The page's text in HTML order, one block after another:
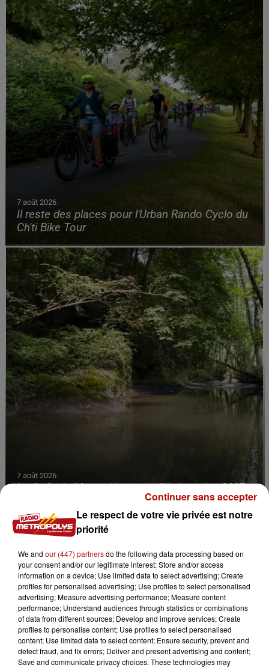
7 août 2026
Il reste des places pour l'Urban Rando Cyclo du
Ch'ti Bike Tour
7 août 2026
La forêt de Mormal inaccessible jusqu'en 2027
Le respect de votre vie privée est notre
priorité
We and our (447) partnersdo the following data processing based on
your consent and/or our legitimate interest: Store and/or access
information on a device; Use limited data to select advertising; Create
profiles for personalised advertising; Use profiles to select personalised
advertising; Measure advertising performance; Measure content
performance; Understand audiences through statistics or combinations
of data from different sources; Develop and improve services; Create
profiles to personalise content; Use profiles to select personalised
content; Use limited data to select content; Ensure security, prevent and
detect fraud, and fix errors; Deliver and present advertising and content;
Save and communicate privacy choices. These technologies may
Continuer sans accepter